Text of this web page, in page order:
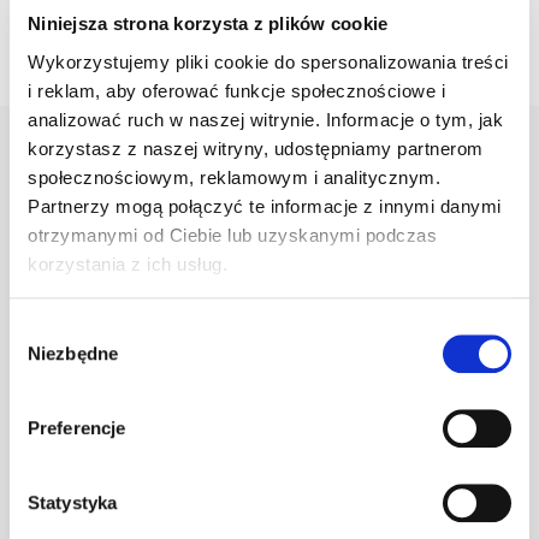
Niniejsza strona korzysta z plików cookie
Wykorzystujemy pliki cookie do spersonalizowania treści
i reklam, aby oferować funkcje społecznościowe i
analizować ruch w naszej witrynie. Informacje o tym, jak
korzystasz z naszej witryny, udostępniamy partnerom
społecznościowym, reklamowym i analitycznym.
Partnerzy mogą połączyć te informacje z innymi danymi
otrzymanymi od Ciebie lub uzyskanymi podczas
korzystania z ich usług.
zgody
Niezbędne
Preferencje
Statystyka
Warianty Opis Specyfikacja